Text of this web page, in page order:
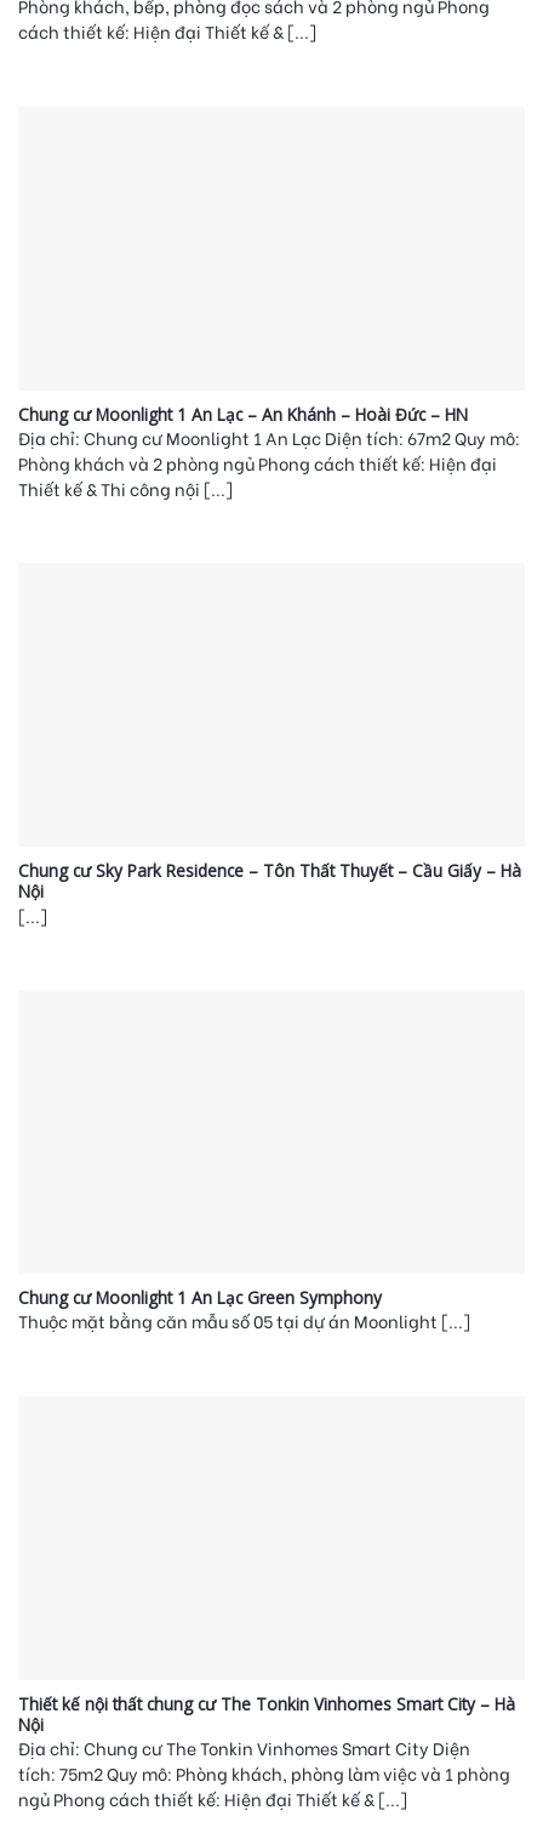
Phòng khách, bếp, phòng đọc sách và 2 phòng ngủ Phong
cách thiết kế: Hiện đại Thiết kế & [...]
Chung cư Moonlight 1 An Lạc – An Khánh – Hoài Đức – HN
Địa chỉ: Chung cư Moonlight 1 An Lạc Diện tích: 67m2 Quy mô:
Phòng khách và 2 phòng ngủ Phong cách thiết kế: Hiện đại
Thiết kế & Thi công nội [...]
Chung cư Sky Park Residence – Tôn Thất Thuyết – Cầu Giấy – Hà
Nội
[...]
Chung cư Moonlight 1 An Lạc Green Symphony
Thuộc mặt bằng căn mẫu số 05 tại dự án Moonlight [...]
Thiết kế nội thất chung cư The Tonkin Vinhomes Smart City – Hà
Nội
Địa chỉ: Chung cư The Tonkin Vinhomes Smart City Diện
tích: 75m2 Quy mô: Phòng khách, phòng làm việc và 1 phòng
ngủ Phong cách thiết kế: Hiện đại Thiết kế & [...]